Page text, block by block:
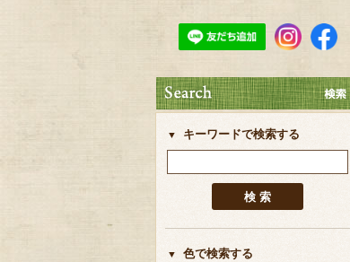
キーワードで検索する
色で検索する